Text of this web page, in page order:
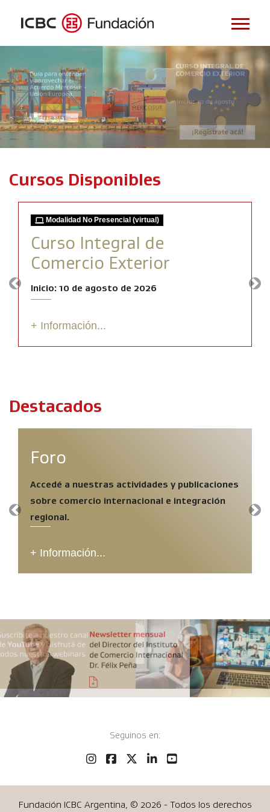
Cursos Disponibles
Modalidad No Presencial (virtual)
Curso Integral de
Comercio Exterior
Inicio: 10 de agosto de 2026
+ Información...
Previous
Destacados
Foro
Accedé a nuestras actividades y publicaciones
sobre comercio internacional e integración
regional.
+ Información...
Previous
Seguinos en:
Fundación ICBC Argentina, © 2026 - Todos los derechos